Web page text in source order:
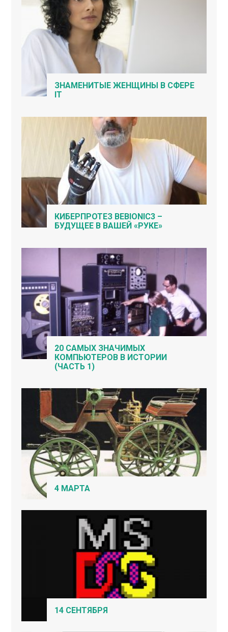
ЗНАМЕНИТЫЕ ЖЕНЩИНЫ В СФЕРЕ
IT
КИБЕРПРОТЕЗ BEBIONIC3 –
БУДУЩЕЕ В ВАШЕЙ «РУКЕ»
20 САМЫХ ЗНАЧИМЫХ
КОМПЬЮТЕРОВ В ИСТОРИИ
(ЧАСТЬ 1)
4 МАРТА
14 СЕНТЯБРЯ